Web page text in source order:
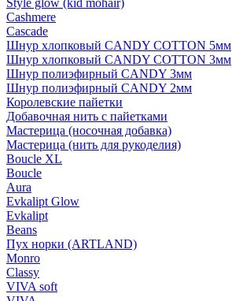
Style glow (kid mohair)
Cashmere
Cascade
Шнур хлопковый CANDY COTTON 5мм
Шнур хлопковый CANDY COTTON 3мм
Шнур полиэфирный CANDY 3мм
Шнур полиэфирный CANDY 2мм
Королевские пайетки
Добавочная нить с пайетками
Мастерица (носочная добавка)
Мастерица (нить для рукоделия)
Boucle XL
Boucle
Aura
Evkalipt Glow
Evkalipt
Beans
Пух норки (ARTLAND)
Monro
Classy
VIVA soft